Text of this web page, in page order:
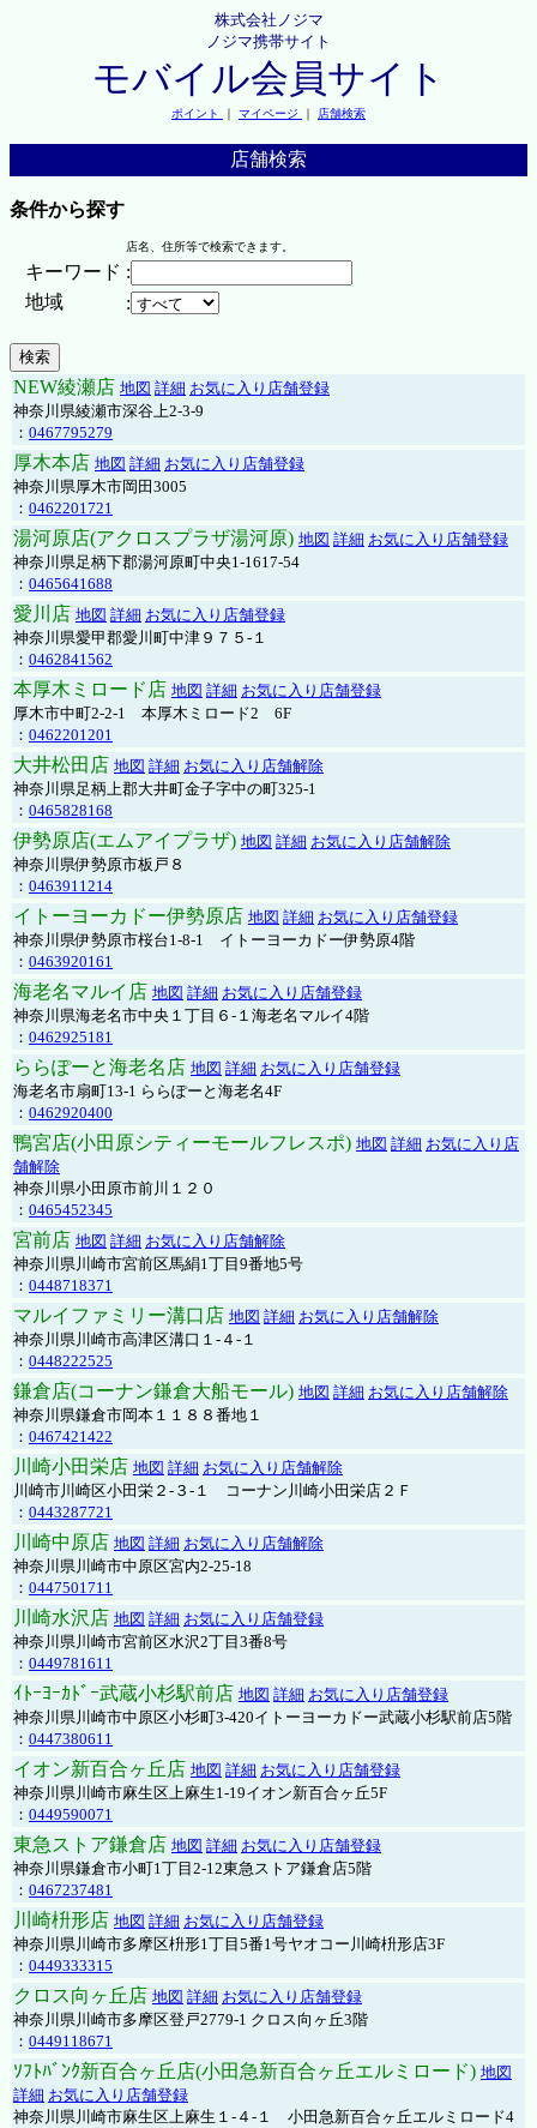
株式会社ノジマ
ノジマ携帯サイト
モバイル会員サイト
ポイント ｜ マイページ ｜ 店舗検索
店舗検索
条件から探す
店名、住所等で検索できます。
キーワード :
地域
:
NEW綾瀬店 地図 詳細 お気に入り店舗登録
神奈川県綾瀬市深谷上2-3-9
： 0467795279
厚木本店 地図 詳細 お気に入り店舗登録
神奈川県厚木市岡田3005
： 0462201721
湯河原店(アクロスプラザ湯河原) 地図 詳細 お気に入り店舗登録
神奈川県足柄下郡湯河原町中央1-1617-54
： 0465641688
愛川店 地図 詳細 お気に入り店舗登録
神奈川県愛甲郡愛川町中津９７５-１
： 0462841562
本厚木ミロード店 地図 詳細 お気に入り店舗登録
厚木市中町2-2-1 本厚木ミロード2 6F
： 0462201201
大井松田店 地図 詳細 お気に入り店舗解除
神奈川県足柄上郡大井町金子字中の町325-1
： 0465828168
伊勢原店(エムアイプラザ) 地図 詳細 お気に入り店舗解除
神奈川県伊勢原市板戸８
： 0463911214
イトーヨーカドー伊勢原店 地図 詳細 お気に入り店舗登録
神奈川県伊勢原市桜台1-8-1 イトーヨーカドー伊勢原4階
： 0463920161
海老名マルイ店 地図 詳細 お気に入り店舗登録
神奈川県海老名市中央１丁目６-１海老名マルイ4階
： 0462925181
ららぽーと海老名店 地図 詳細 お気に入り店舗登録
海老名市扇町13-1 ららぽーと海老名4F
： 0462920400
鴨宮店(小田原シティーモールフレスポ) 地図 詳細 お気に入り店
舗解除
神奈川県小田原市前川１２０
： 0465452345
宮前店 地図 詳細 お気に入り店舗解除
神奈川県川崎市宮前区馬絹1丁目9番地5号
： 0448718371
マルイファミリー溝口店 地図 詳細 お気に入り店舗解除
神奈川県川崎市高津区溝口１-４-１
： 0448222525
鎌倉店(コーナン鎌倉大船モール) 地図 詳細 お気に入り店舗解除
神奈川県鎌倉市岡本１１８８番地１
： 0467421422
川崎小田栄店 地図 詳細 お気に入り店舗解除
川崎市川崎区小田栄２‐３‐１ コーナン川崎小田栄店２Ｆ
： 0443287721
川崎中原店 地図 詳細 お気に入り店舗解除
神奈川県川崎市中原区宮内2-25-18
： 0447501711
川崎水沢店 地図 詳細 お気に入り店舗登録
神奈川県川崎市宮前区水沢2丁目3番8号
： 0449781611
ｲﾄｰﾖｰｶﾄﾞｰ武蔵小杉駅前店 地図 詳細 お気に入り店舗登録
神奈川県川崎市中原区小杉町3-420イトーヨーカドー武蔵小杉駅前店5階
： 0447380611
イオン新百合ヶ丘店 地図 詳細 お気に入り店舗登録
神奈川県川崎市麻生区上麻生1-19イオン新百合ヶ丘5F
： 0449590071
東急ストア鎌倉店 地図 詳細 お気に入り店舗登録
神奈川県鎌倉市小町1丁目2-12東急ストア鎌倉店5階
： 0467237481
川崎枡形店 地図 詳細 お気に入り店舗登録
神奈川県川崎市多摩区枡形1丁目5番1号ヤオコー川崎枡形店3F
： 0449333315
クロス向ヶ丘店 地図 詳細 お気に入り店舗登録
神奈川県川崎市多摩区登戸2779-1 クロス向ヶ丘3階
： 0449118671
ｿﾌﾄﾊﾞﾝｸ新百合ヶ丘店(小田急新百合ヶ丘エルミロード) 地図
詳細 お気に入り店舗登録
神奈川県川崎市麻生区上麻生１-４-１ 小田急新百合ヶ丘エルミロード4